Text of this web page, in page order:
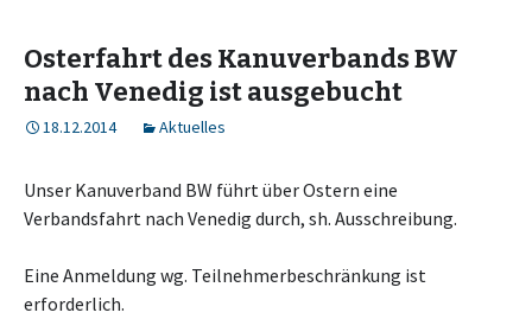
Osterfahrt des Kanuverbands BW
nach Venedig ist ausgebucht
18.12.2014 Aktuelles
Unser Kanuverband BW führt über Ostern eine
Verbandsfahrt nach Venedig durch, sh. Ausschreibung.
Eine Anmeldung wg. Teilnehmerbeschränkung ist
erforderlich.